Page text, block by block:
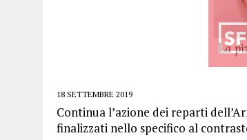
18 SETTEMBRE 2019
Continua l’azione dei reparti
finalizzati nello specifico al